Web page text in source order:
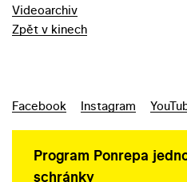
Videoarchiv
Zpět v kinech
Facebook Instagram
Program Ponrepa
schránky